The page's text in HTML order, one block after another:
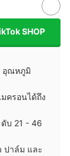
SHOP
อุณหภูมิ
ครอนได้ถึง
บ 21 - 46
ปาล์ม และ